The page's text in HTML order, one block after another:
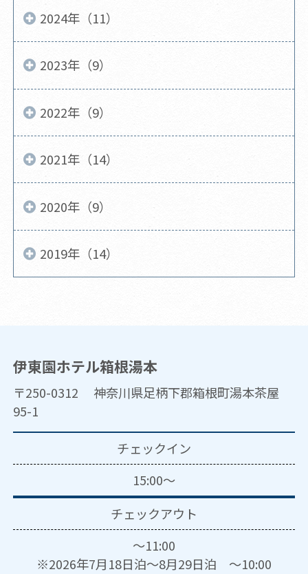
2024年（11）
2023年（9）
2022年（9）
2021年（14）
2020年（9）
2019年（14）
伊東園ホテル箱根湯本
〒250-0312 神奈川県足柄下郡箱根町湯本茶屋
95-1
チェックイン
15:00～
チェックアウト
～11:00
※2026年7月18日泊～8月29日泊 ～10:00